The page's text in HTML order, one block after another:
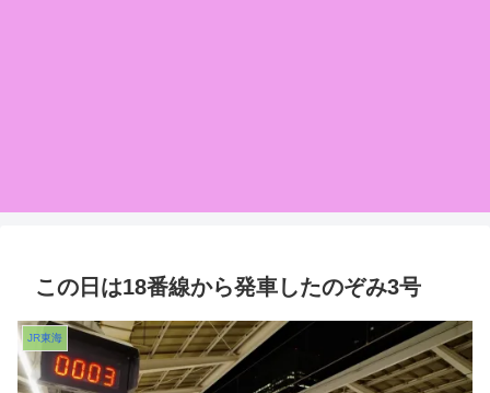
この日は18番線から発車したのぞみ3号
JR東海